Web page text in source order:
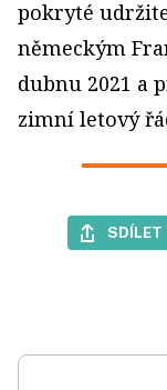
pokryté
německým
dubnu 2021 a
zimní letový
SDÍLET